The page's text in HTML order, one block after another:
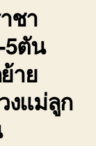
ชา
5ตัน
าย
งแม่ลูก